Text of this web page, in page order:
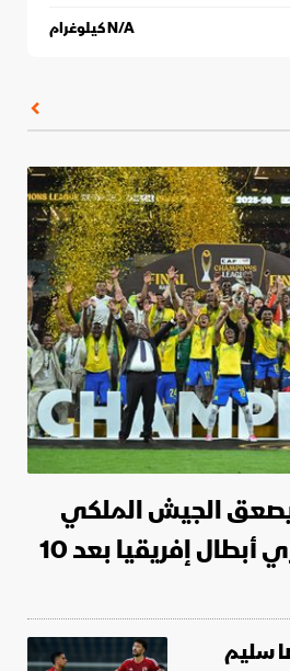
N/Aكيلوغرام
الجيش الملكي
ويتوج بلقب دوري أبطال إفريقيا بعد 10
سليم